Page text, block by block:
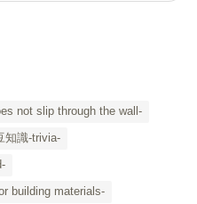
not slip through the wall-
知識-trivia-
building materials-